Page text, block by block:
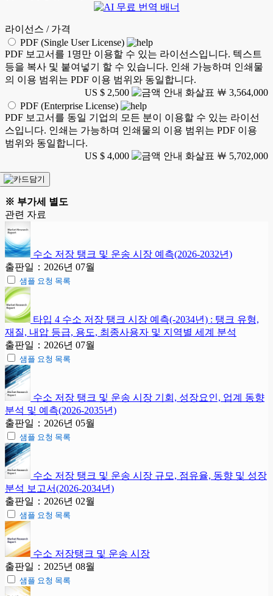
라이선스 / 가격
PDF (Single User License)
PDF 보고서를 1명만 이용할 수 있는 라이선스입니다. 텍스트
등을 복사 및 붙여넣기 할 수 있습니다. 인쇄 가능하며 인쇄물
의 이용 범위는 PDF 이용 범위와 동일합니다.
US $ 2,500
￦ 3,564,000
PDF (Enterprise License)
PDF 보고서를 동일 기업의 모든 분이 이용할 수 있는 라이선
스입니다. 인쇄는 가능하며 인쇄물의 이용 범위는 PDF 이용
범위와 동일합니다.
US $ 4,000
￦ 5,702,000
※ 부가세 별도
관련 자료
수소 저장 탱크 및 운송 시장 예측(2026-2032년)
출판일：2026년 07월
샘플 요청 목록
타입 4 수소 저장 탱크 시장 예측(-2034년) : 탱크 유형,
재질, 내압 등급, 용도, 최종사용자 및 지역별 세계 분석
출판일：2026년 07월
샘플 요청 목록
수소 저장 탱크 및 운송 시장 기회, 성장요인, 업계 동향
분석 및 예측(2026-2035년)
출판일：2026년 05월
샘플 요청 목록
수소 저장 탱크 및 운송 시장 규모, 점유율, 동향 및 성장
분석 보고서(2026-2034년)
출판일：2026년 02월
샘플 요청 목록
수소 저장탱크 및 운송 시장
출판일：2025년 08월
샘플 요청 목록